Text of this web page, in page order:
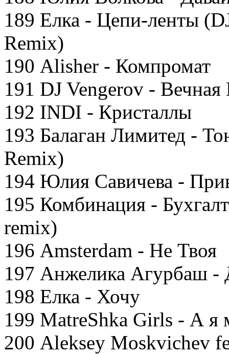
189 Елка - Цепи-ленты
Remix)
190 Alisher - Компромат
191 DJ Vengerov -
192 INDI - Кристаллы
193 Балаган Лимитед -
Remix)
194 Юлия Савичева -
195 Комбинация -
remix)
196 Amsterdam - Не Твоя
197 Анжелика Агурбаш -
198 Елка - Хочу
199 MatreShka Girls - А я
200 Aleksey Moskvichev